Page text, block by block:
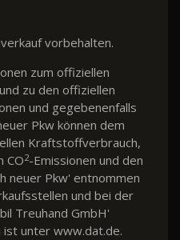
vorbehalten.
zum offiziellen
zu den offiziellen
und gegebenenfalls
Pkw können dem
Kraftstoffverbrauch,
CO2-Emissionen und den
neuer Pkw' entnommen
und bei der
Treuhand GmbH'
ist unter www.dat.de.